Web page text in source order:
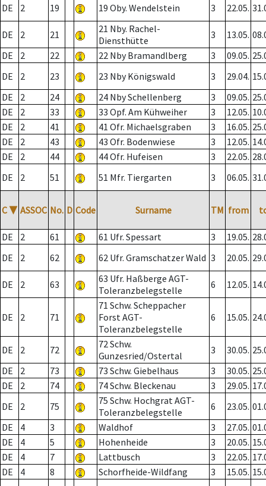
DE
2 19 19 Oby. Wendelstein 3 22.05.
DE 2 21
21 Nby. Rachel-
Diensthütte
3 13.05.
DE
2 22 22 Nby Bramandlberg 3 09.05.
DE
2 23 23 Nby Königswald 3 29.04.
DE
2 24 24 Nby Schellenberg 3 09.05.
DE
2 33 33 Opf. Am Kühweiher 3 12.05.
DE
2 41 41 Ofr. Michaelsgraben 3 16.05.
DE
2 43 43 Ofr. Bodenwiese 3 12.05.
DE
2 44 44 Ofr. Hufeisen 3 22.05.
DE
2 51 51 Mfr. Tiergarten 3 06.05.
C ▼ ASSOC No. D Code Surname TM from
DE 2 61 61 Ufr. Spessart 3 19.05.
DE
2 62 62 Ufr. Gramschatzer Wald 3 20.05.
DE 2 63
63 Ufr. Haßberge AGT-
Toleranzbelegstelle
6 12.05.
DE 2 71
71 Schw. Scheppacher
Forst AGT-
Toleranzbelegstelle
6 15.05.
DE 2 72
72 Schw.
Gunzesried/Ostertal
3 30.05.
DE
2 73 73 Schw. Giebelhaus 3 30.05.
DE
2 74 74 Schw. Bleckenau 3 29.05.
DE
2 75
75 Schw. Hochgrat AGT-
Toleranzbelegstelle
6 23.05.
DE
4 3 Waldhof 3 27.05.
DE
4 5 Hohenheide 3 20.05.
DE
4 7 Lattbusch 3 22.05.
DE
4 8 Schorfheide-Wildfang 3 15.05.